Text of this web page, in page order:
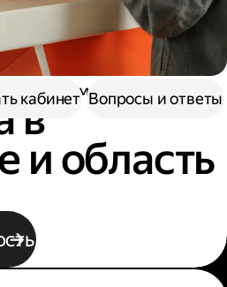
В Разумное
в
и область
кабинет Вопросы и ответы